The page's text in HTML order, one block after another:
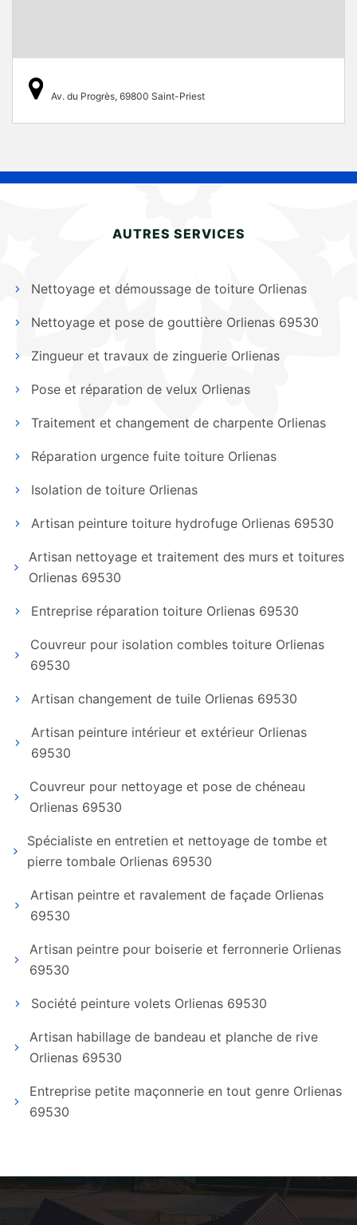
Av. du Progrès, 69800 Saint-Priest
AUTRES SERVICES
Nettoyage et démoussage de toiture Orlienas
Nettoyage et pose de gouttière Orlienas 69530
Zingueur et travaux de zinguerie Orlienas
Pose et réparation de velux Orlienas
Traitement et changement de charpente Orlienas
Réparation urgence fuite toiture Orlienas
Isolation de toiture Orlienas
Artisan peinture toiture hydrofuge Orlienas 69530
Artisan nettoyage et traitement des murs et toitures
Orlienas 69530
Entreprise réparation toiture Orlienas 69530
Couvreur pour isolation combles toiture Orlienas
69530
Artisan changement de tuile Orlienas 69530
Artisan peinture intérieur et extérieur Orlienas
69530
Couvreur pour nettoyage et pose de chéneau
Orlienas 69530
Spécialiste en entretien et nettoyage de tombe et
pierre tombale Orlienas 69530
Artisan peintre et ravalement de façade Orlienas
69530
Artisan peintre pour boiserie et ferronnerie Orlienas
69530
Société peinture volets Orlienas 69530
Artisan habillage de bandeau et planche de rive
Orlienas 69530
Entreprise petite maçonnerie en tout genre Orlienas
69530